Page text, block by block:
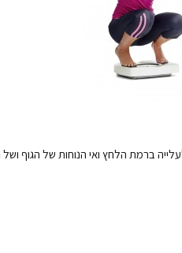
ברמת הלחץ ואי הנוחות של הגוף